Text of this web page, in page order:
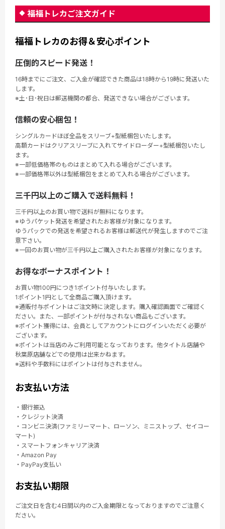
福福トレカご注文ガイド
福福トレカのお得＆安心ポイント
圧倒的スピード発送！
16時までにご注文、ご入金が確認できた商品は18時から19時に発送いた
します。
※土･日･祝日は郵送機関の都合、発送できない場合がございます。
信頼の安心梱包！
シングルカードほぼ全品をスリーブ+型紙梱包いたします。
高額カードはクリアスリーブに入れてサイドローダー+型紙梱包いたし
ます。
※一部低価格帯のものはまとめて入れる場合がございます。
※一部価格帯以外は型紙梱包をまとめて入れる場合がございます。
三千円以上のご購入で送料無料！
三千円以上のお買い物で送料が無料になります。
※ゆうパケット発送を希望されたお客様が対象になります。
ゆうパックでの発送を希望されるお客様は郵送代が発生しますのでご注
意下さい。
※一回のお買い物が三千円以上ご購入されたお客様が対象になります。
お得なボーナスポイント！
お買い物100円につき1ポイント付与いたします。
1ポイント1円として全商品ご購入頂けます。
※通販付与ポイントはご注文時に決定します。購入確認画面でご確認く
ださい。また、一部ポイントが付与されない商品もございます。
※ポイント獲得には、会員としてアカウントにログインいただく必要が
ございます。
※ポイントは当店のみご利用可能となっております。他タイトル店舗や
秋葉原店舗などでの使用は出来かねます。
※送料や手数料にはポイントは付与されません。
お支払い方法
・銀行振込
・クレジット決済
・コンビニ決済(ファミリーマート、ローソン、ミニストップ、セイコー
マート)
・スマートフォンキャリア決済
・Amazon Pay
・PayPay支払い
お支払い期限
ご注文日を含む4日間以内のご入金期限となっておりますのでご注意く
ださい。